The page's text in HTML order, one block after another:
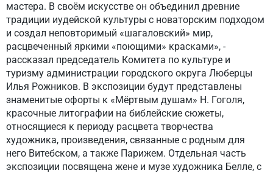
мастера. В своём искусстве он объединил древние
традиции иудейской культуры с новаторским подходом
и создал неповторимый «шагаловский» мир,
расцвеченный яркими «поющими» красками», -
рассказал председатель Комитета по культуре и
туризму администрации городского округа Люберцы
Илья Рожников. В экспозиции будут представлены
знаменитые офорты к «Мёртвым душам» Н. Гоголя,
красочные литографии на библейские сюжеты,
относящиеся к периоду расцвета творчества
художника, произведения, связанные с родным для
него Витебском, а также Парижем. Отдельная часть
экспозиции посвящена жене и музе художника Белле, с